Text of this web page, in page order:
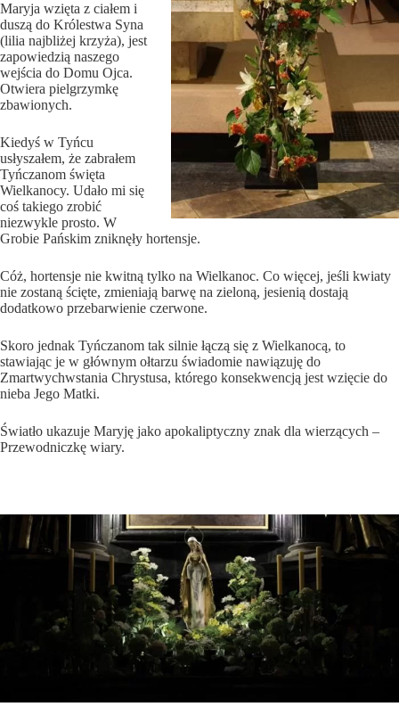
Maryja wzięta z ciałem i
duszą do Królestwa Syna
(lilia najbliżej krzyża), jest
zapowiedzią naszego
wejścia do Domu Ojca.
Otwiera pielgrzymkę
zbawionych.
Kiedyś w Tyńcu
usłyszałem, że zabrałem
Tyńczanom święta
Wielkanocy. Udało mi się
coś takiego zrobić
niezwykle prosto. W
Grobie Pańskim zniknęły hortensje.
Cóż, hortensje nie kwitną tylko na Wielkanoc. Co więcej, jeśli kwiaty
nie zostaną ścięte, zmieniają barwę na zieloną, jesienią dostają
dodatkowo przebarwienie czerwone.
Skoro jednak Tyńczanom tak silnie łączą się z Wielkanocą, to
stawiając je w głównym ołtarzu świadomie nawiązuję do
Zmartwychwstania Chrystusa, którego konsekwencją jest wzięcie do
nieba Jego Matki.
Światło ukazuje Maryję jako apokaliptyczny znak dla wierzących –
Przewodniczkę wiary.